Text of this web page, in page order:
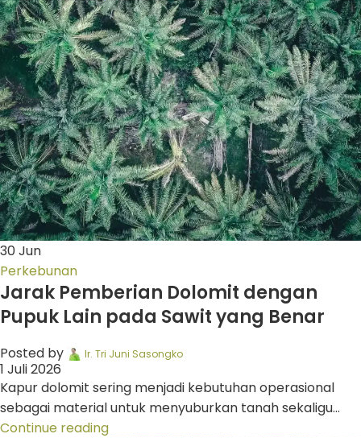
30Jun
Perkebunan
Jarak Pemberian Dolomit dengan
Pupuk Lain pada Sawit yang Benar
Posted by Ir. Tri Juni Sasongko
1 Juli 2026
Kapur dolomit sering menjadi kebutuhan operasional
sebagai material untuk menyuburkan tanah sekaligu...
Continue reading